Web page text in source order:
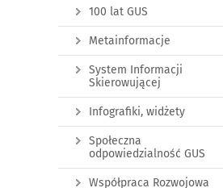
100 lat GUS
Metainformacje
System Informacji
Skierowującej
Infografiki, widżety
Społeczna
odpowiedzialność GUS
Współpraca Rozwojowa